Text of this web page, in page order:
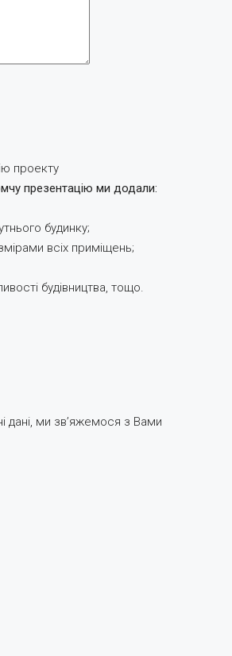
проекту
презентацію ми додали:
будинку;
всіх приміщень;
будівництва, тощо.
дані, ми зв’яжемося з Вами